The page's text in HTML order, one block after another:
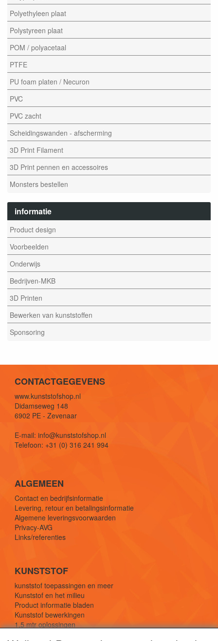
Polyethyleen plaat
Polystyreen plaat
POM / polyacetaal
PTFE
PU foam platen / Necuron
PVC
PVC zacht
Scheidingswanden - afscherming
3D Print Filament
3D Print pennen en accessoires
Monsters bestellen
informatie
Product design
Voorbeelden
Onderwijs
Bedrijven-MKB
3D Printen
Bewerken van kunststoffen
Sponsoring
CONTACTGEGEVENS
www.kunststofshop.nl
Didamseweg 148
6902 PE - Zevenaar
E-mail: info@kunststofshop.nl
Telefoon: +31 (0) 316 241 994
ALGEMEEN
Contact en bedrijfsinformatie
Levering, retour en betalingsinformatie
Algemene leveringsvoorwaarden
Privacy-AVG
Links/referenties
KUNSTSTOF
kunststof toepassingen en meer
Kunststof en het milieu
Product informatie bladen
Kunststof bewerkingen
1,5 mtr oplossingen